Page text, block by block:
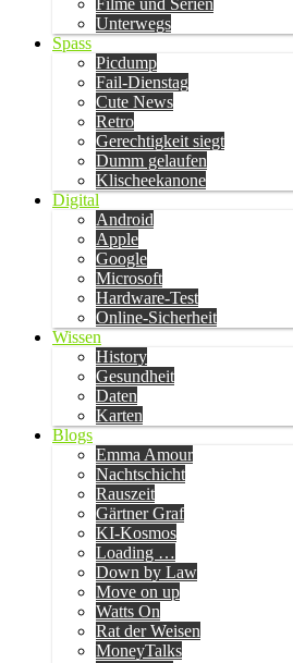
Filme und Serien
Unterwegs
Spass
Picdump
Fail-Dienstag
Cute News
Retro
Gerechtigkeit siegt
Dumm gelaufen
Klischeekanone
Digital
Android
Apple
Google
Microsoft
Hardware-Test
Online-Sicherheit
Wissen
History
Gesundheit
Daten
Karten
Blogs
Emma Amour
Nachtschicht
Rauszeit
Gärtner Graf
KI-Kosmos
Loading …
Down by Law
Move on up
Watts On
Rat der Weisen
MoneyTalks